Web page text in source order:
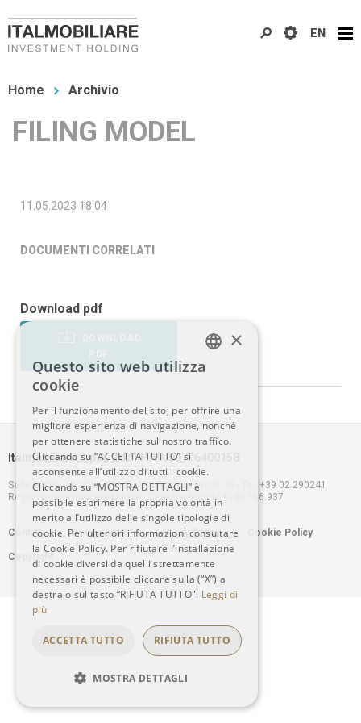
al
principale
Tu
qui
Home Archivio
FILING MODEL
11.05.2023 18:04
DOCUMENTI CORRELATI
Download pdf
Italmobiliare S.p.A. 2021 P.IVA 00796400158
Sede legale: Milano – 20121, Via Borgonuovo n. 20 - Tel. +39 02 290241
Registro delle Imprese Milano - Capitale Sociale €100.166.937
Footer
menu
Contatti Avvertenze Privacy Policy Cookie Policy
Copyright
EN
ENGLISH
×
Questo sito web utilizza
cookie
Per il funzionamento del sito, per offrire una
migliore esperienza di navigazione, nonché
per ottenere statistiche sul nostro traffico.
Cliccando su “ACCETTA TUTTO” si
acconsente all’utilizzo di tutti i cookie.
Cliccando su “MOSTRA DETTAGLI” è
possibile esprimere la propria volontà in
merito all’utilizzo delle singole tipologie di
cookie. Per ulteriori informazioni consultare
la Cookie Policy. Per rifiutare l’installazione
di cookie diversi da quelli strettamente
necessari è possibile cliccare sulla (“X”) a
destra o sul tasto “RIFIUTA TUTTO". Leggi di
più
ACCETTA TUTTO RIFIUTA TUTTO
MOSTRA DETTAGLI